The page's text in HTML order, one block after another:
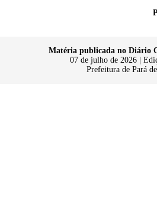
Matéria publicada no Diário
07 de julho de 2026 |
Prefeitura de Pará